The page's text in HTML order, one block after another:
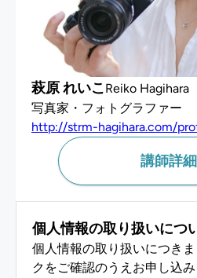
萩原 れいこReiko Hagihara
講師詳
個人情報の取り扱いにつ
個人情報の取り扱いにつき
クをご確認のうえお申し込み